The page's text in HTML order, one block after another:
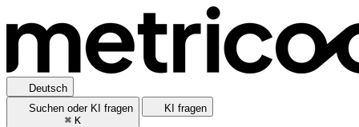
Deutsch
Suchen oder KI fragen
⌘ K
KI fragen